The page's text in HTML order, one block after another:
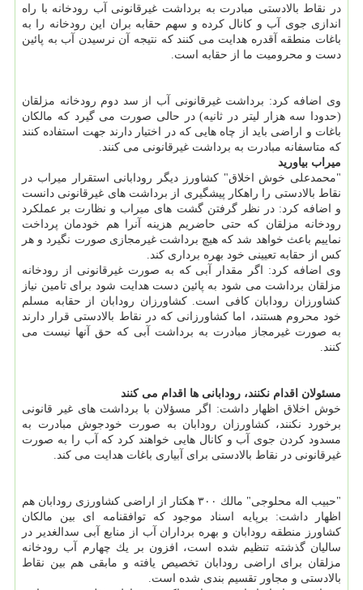
در نقاط بالادستی مبادرت به برداشت غیرقانونی آب رودخانه با راه
اندازی جوی آب و كانال كرده و سهم حقابه بران این رودخانه را به
باغات منطقه آقدره هدایت می كنند كه نتیجه آن نرسیدن آب به پائین
دست و محرومیت ما از حقابه است.
وی اضافه كرد: برداشت غیرقانونی آب از سد دوم رودخانه مزلقان
(حدودا سه هزار لیتر در ثانیه) در حالی صورت می گیرد كه مالكان
باغات و اراضی باید از چاه هایی كه در اختیار دارند جهت استفاده كنند
كه متاسفانه مبادرت به برداشت غیرقانونی می كنند.
میراب بیاورید
"محمدعلی خوش اخلاق" كشاورز دیگر رودابانی استقرار میراب در
نقاط بالادستی را راهكار پیشگیری از برداشت های غیرقانونی دانست
و اضافه كرد: در نظر گرفتن گشت های میراب و نظارت بر عملكرد
رودخانه مزلقان كه حتی حاضریم هزینه آنرا هم خودمان پرداخت
نماییم باعث خواهد شد كه هیچ برداشت غیرمجازی صورت نگیرد و هر
كس از حقابه تعیینی خود بهره برداری كند.
وی اضافه كرد: اگر مقدار آبی كه به صورت غیرقانونی از رودخانه
مزلقان برداشت می شود به پائین دست هدایت شود برای تامین نیاز
كشاورزان رودابان كافی است. كشاورزان رودابان از حقابه مسلم
خود محروم هستند، اما كشاورزانی كه در نقاط بالادستی قرار دارند
به صورت غیرمجاز مبادرت به برداشت آبی كه حق آنها نیست می
كنند.
مسئولان اقدام نكنند، رودابانی ها اقدام می كنند
خوش اخلاق اظهار داشت: اگر مسؤلان با برداشت های غیر قانونی
برخورد نكنند، كشاورزان رودابان به صورت خودجوش مبادرت به
مسدود كردن جوی آب و كانال هایی خواهند كرد كه آب را به صورت
غیرقانونی در نقاط بالادستی برای آبیاری باغات هدایت می كند.
"حبیب اله محلوجی" مالك ۳۰۰ هكتار از اراضی كشاورزی رودابان هم
اظهار داشت: برپایه اسناد موجود كه توافقنامه ای بین مالكان
كشاورز منطقه رودابان و بهره برداران آب از منابع آبی سدالغدیر در
سالیان گذشته تنظیم شده است، افزون بر یك چهارم آب رودخانه
مزلقان برای اراضی رودابان تخصیص یافته و مابقی هم بین نقاط
بالادستی و مجاور تقسیم بندی شده است.